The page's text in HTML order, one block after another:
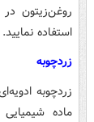
روغن‌زیتون
استفاده نمایید.
زردچوبه
زردچوبه
ماده